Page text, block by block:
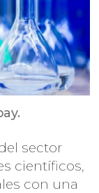
sector
científicos,
con una